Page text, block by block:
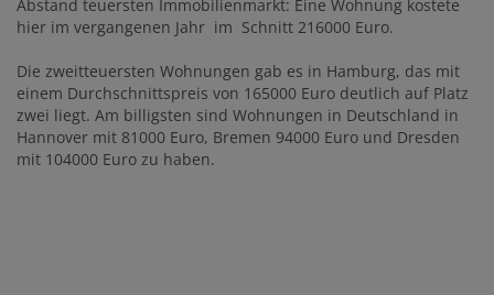
Abstand teuersten Immobilienmarkt: Eine Wohnung kostete
hier im vergangenen Jahr im Schnitt 216000 Euro.
Die zweitteuersten Wohnungen gab es in Hamburg, das mit
einem Durchschnittspreis von 165000 Euro deutlich auf Platz
zwei liegt. Am billigsten sind Wohnungen in Deutschland in
Hannover mit 81000 Euro, Bremen 94000 Euro und Dresden
mit 104000 Euro zu haben.